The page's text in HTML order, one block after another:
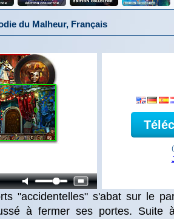
du Malheur, Français
"accidentelles" s'abat sur le
à fermer ses portes. Suite